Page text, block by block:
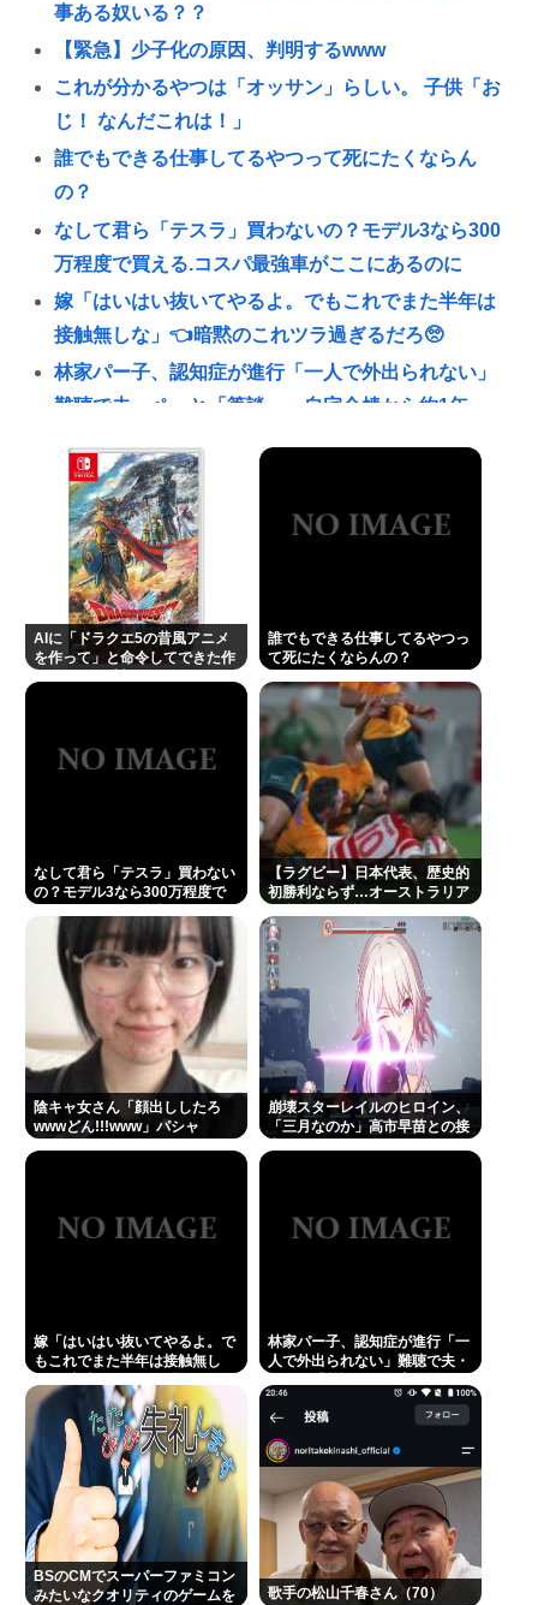
事ある奴いる？？
【緊急】少子化の原因、判明するwww
これが分かるやつは「オッサン」らしい。 子供「お
じ！ なんだこれは！」
誰でもできる仕事してるやつって死にたくならん
の？
なして君ら「テスラ」買わないの？モデル3なら300
万程度で買える.コスパ最強車がここにあるのに
嫁「はいはい抜いてやるよ。でもこれでまた半年は
接触無しな」👈暗黙のこれツラ過ぎるだろ🥺
林家パー子、認知症が進行「一人で外出られない」
難聴で夫・ペーと「筆談」…自宅全焼から約1年
有田哲平、高田馬場は「嫌いな街ですね」「早稲田
大学がございます、僕は落ちましたので」
22歳の若者やけど、ぶっちゃけ、30超えて結婚して
ないおっさんのこと見下してる
1浪して法政に入った女さん、ワカッテTVのせいでジ
サツする
許せない不祥事タレントランキングが発表される 俺
たちの永野芽郁を抑えて1位に輝いたのは…
一番うまい葉っぱがほうれん草という風潮
【疑問】サイゼリヤ「うまいです、安いです、全国
どこにでもあります」←こいつの弱点
佐藤二朗さんと橋本愛さん、騒動1ヶ月後にそれぞれ
SNS復帰し初ツイートが出揃う
ケンコバ(略してケンドーコバヤシ)、コロナ後遺症で
炭酸を飲むとあばら骨がバキバキに折れる
Powered by livedoor 相互RSS
AIに「ドラクエ5の昔風アニメ
を作って」と命令してできた作
誰でもできる仕事してるやつっ
て死にたくならんの？
なして君ら「テスラ」買わない
の？モデル3なら300万程度で
るのに
【ラグビー】日本代表、歴史的
初勝利ならず…オーストラリア
陰キャ女さん「顔出ししたろ
wwwどん!!!www」パシャ
崩壊スターレイルのヒロイン、
「三月なのか」高市早苗との接
嫁「はいはい抜いてやるよ。で
もこれでまた半年は接触無し
林家パー子、認知症が進行「一
人で外出られない」難聴で夫・
約1年
BSのCMでスーパーファミコン
みたいなクオリティのゲームを
歌手の松山千春さん（70）